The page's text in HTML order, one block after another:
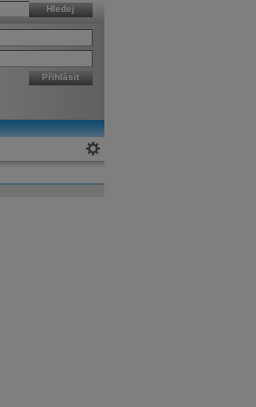
Hledej
Přihlásit